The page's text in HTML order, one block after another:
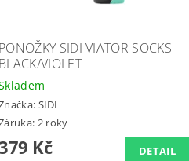
PONOŽKY SIDI VIATOR SOCKS
BLACK/VIOLET
SIDI
2 roky
Kč DETAIL